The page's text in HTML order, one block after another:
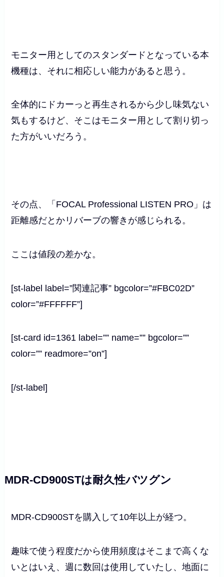
モニター用としてのスタンダードとなっている本
機種は、それに相応しい能力があると思う。
全体的にドカーっと再生されるから少し味気ない
気もするけど、そこはモニター用として割り切っ
た方がいいだろう。
その点、「FOCAL Professional LISTEN PRO」は
距離感だとかリバーブの響きが感じられる。
ここは値段の差かな。
[st-label label=”関連記事” bgcolor=”#FBC02D”
color=”#FFFFFF”]
[st-card id=1361 label=”” name=”” bgcolor=””
color=”” readmore=”on”]
[/st-label]
MDR-CD900STは耐久性バツグン
MDR-CD900STを購入して10年以上が経つ。
趣味で使う程度だから使用頻度はそこまで高くな
いとはいえ、週に数回は使用していたし、地面に